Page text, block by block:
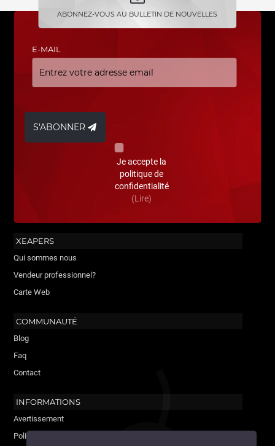
ABONNEZ-VOUS AU BULLETIN DE NOUVELLES
E-MAIL
S'ABONNER
Je accepte la
politique de
confidentialité
(Lire)
XEAPERS
Qui sommes nous
Vendeur professionnel?
Carte Web
COMMUNAUTÉ
Blog
Faq
Contact
INFORMATIONS
Avertissement
Politique de cookies